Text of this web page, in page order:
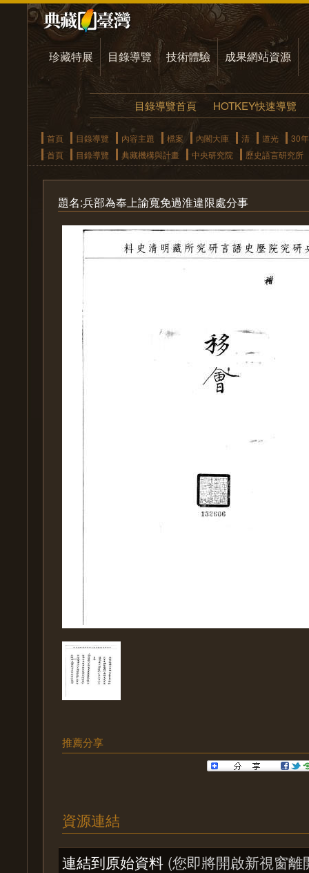
珍藏特展 目錄導覽 技術體驗 成果網站資源
目錄導覽首頁 HOTKEY快速導覽
首頁 目錄導覽 內容主題 檔案 內閣大庫 清 道光
30年
首頁
目錄導覽 典藏機構與計畫 中央研究院 歷史語言研究所
題名:兵部為奉上諭寬免過淮違限處分事
推薦分享
資源連結
連結到原始資料 (您即將開啟新視窗離